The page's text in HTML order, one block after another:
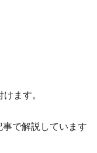
ます。
で解説しています